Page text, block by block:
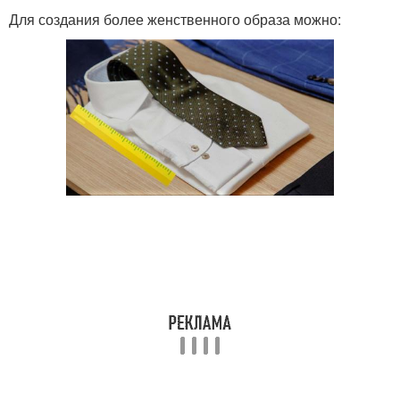
Для создания более женственного образа можно: